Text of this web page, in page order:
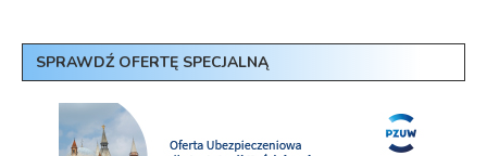
SPRAWDŹ OFERTĘ SPECJALNĄ